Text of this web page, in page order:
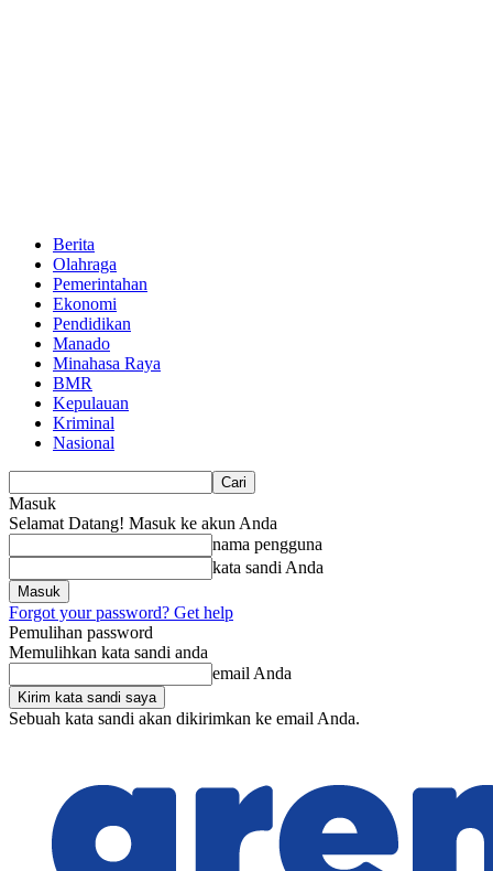
Berita
Olahraga
Pemerintahan
Ekonomi
Pendidikan
Manado
Minahasa Raya
BMR
Kepulauan
Kriminal
Nasional
Masuk
Selamat Datang! Masuk ke akun Anda
nama pengguna
kata sandi Anda
Forgot your password? Get help
Pemulihan password
Memulihkan kata sandi anda
email Anda
Sebuah kata sandi akan dikirimkan ke email Anda.